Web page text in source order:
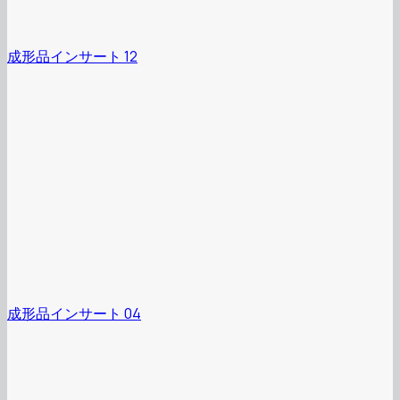
成形品インサート 12
成形品インサート 04